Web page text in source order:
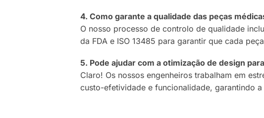
4. Como garante a qualidade das peças
O nosso processo de controlo de qualidade
da FDA e ISO 13485 para garantir que cada
5. Pode ajudar com a otimização de design
Claro! Os nossos engenheiros trabalham em
custo-efetividade e funcionalidade, garantindo